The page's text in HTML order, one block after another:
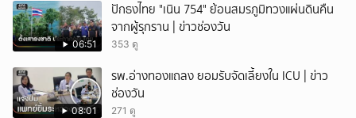
06:51
ปักธงไทย "เนิน 754" ย้อนสมรภูมิทวงแผ่นดินคืน
จากผู้รุกราน | ข่าวช่องวัน
353 ดู
08:01
รพ.อ่างทองแถลง ยอมรับจัดเลี้ยงใน ICU | ข่าว
ช่องวัน
271 ดู